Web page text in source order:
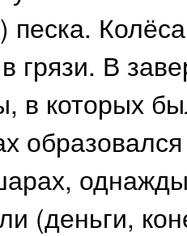
песка.
грязи. В
в которых
(деньги,